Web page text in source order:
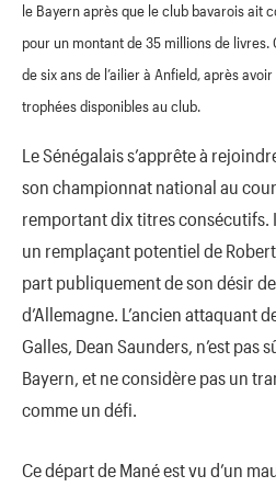
le Bayern après que le club bavarois ait
pour un montant de 35 millions de
de six ans de l’ailier à Anfield, après
trophées disponibles au club.
Le Sénégalais s’apprête à
son championnat national au
remportant dix titres consécutifs.
un remplaçant potentiel de
part publiquement de son désir
d’Allemagne. L’ancien attaquant
Galles, Dean Saunders, n’est pas
Bayern, et ne considère pas un
comme un défi.
Ce départ de Mané est vu d’un